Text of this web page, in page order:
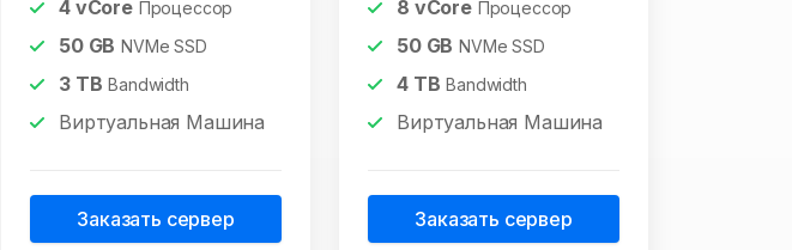
4vCore Процессор
50GB NVMe SSD
3TB Bandwidth
Виртуальная Машина
Заказать сервер
8 vCore Процессор
50GB NVMe SSD
4TB Bandwidth
Виртуальная Машина
Заказать сервер